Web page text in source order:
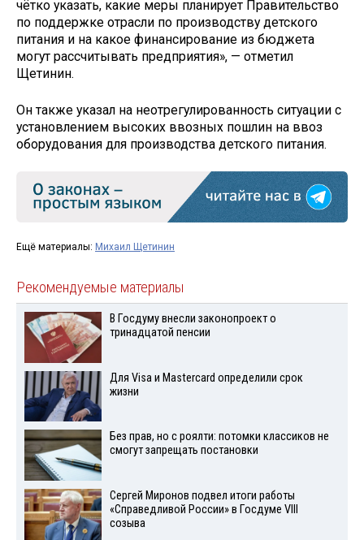
чётко указать, какие меры планирует Правительство
по поддержке отрасли по производству детского
питания и на какое финансирование из бюджета
могут рассчитывать предприятия», — отметил
Щетинин.
Он также указал на неотрегулированность ситуации с
установлением высоких ввозных пошлин на ввоз
оборудования для производства детского питания.
Ещё материалы: Михаил Щетинин
Рекомендуемые материалы
В Госдуму внесли законопроект о
тринадцатой пенсии
Для Visа и Mastercard определили срок
жизни
Без прав, но с роялти: потомки классиков не
смогут запрещать постановки
Сергей Миронов подвел итоги работы
«Справедливой России» в Госдуме VIII
созыва